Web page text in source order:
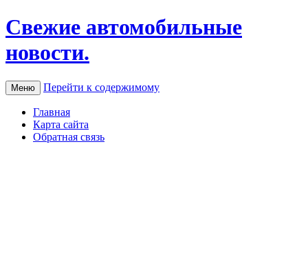
Свежие автомобильные
новости.
Меню Перейти к содержимому
Главная
Карта сайта
Обратная связь